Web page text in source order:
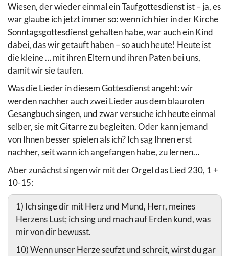
Wiesen, der wieder einmal ein Taufgottesdienst ist – ja, es
war glaube ich jetzt immer so: wenn ich hier in der Kirche
Sonntagsgottesdienst gehalten habe, war auch ein Kind
dabei, das wir getauft haben – so auch heute! Heute ist
die kleine … mit ihren Eltern und ihren Paten bei uns,
damit wir sie taufen.
Was die Lieder in diesem Gottesdienst angeht: wir
werden nachher auch zwei Lieder aus dem blauroten
Gesangbuch singen, und zwar versuche ich heute einmal
selber, sie mit Gitarre zu begleiten. Oder kann jemand
von Ihnen besser spielen als ich? Ich sag Ihnen erst
nachher, seit wann ich angefangen habe, zu lernen…
Aber zunächst singen wir mit der Orgel das Lied 230, 1 +
10-15:
1) Ich singe dir mit Herz und Mund, Herr, meines
Herzens Lust; ich sing und mach auf Erden kund, was
mir von dir bewusst.
10) Wenn unser Herze seufzt und schreit, wirst du gar